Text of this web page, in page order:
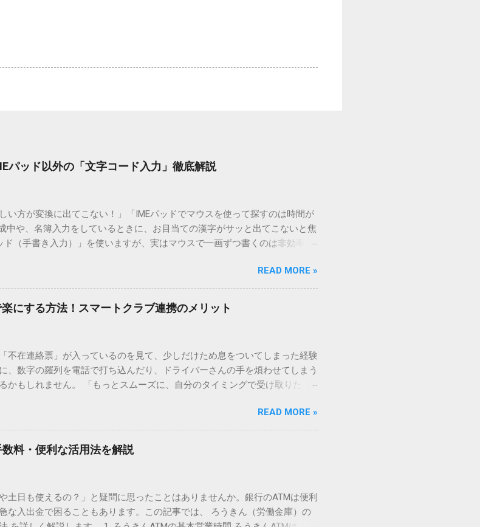
パッド以外の「文字コード入力」徹底解説
い方が変換に出てこない！」「IMEパッドでマウスを使って探すのは時間が
中や、名簿入力をしているときに、お目当ての漢字がサッと出てこないと焦
（手書き入力）」を使いますが、実はマウスで一画ずつ書くのは非効率で
殊記号を呼び出す「文字コード入力」のテクニックを詳しく解説します。
の入力で手を止める必要はありません。 1. なぜ「変換」しても旧字・外字
換で出てこない漢字があるのでしょうか。その理由は、パソコンが文字を
で一般的に使われる漢字は、JIS規格（日本産業規格）によって「第1水
す。しかし、人名や地名に使われる非常に古い漢字（旧字）や、特定の組
といった 文字コード です。パソコン上のすべての文字には、いわば「住
換候補に出ない文字でも、この住所（コード）を直接指定すれば、確実に呼
機能！文字コードで漢字を出す「16進数入力」 最も汎用性が高く、特別な
力したい文字の「Unicode（例：20BB7）」を把握する。 入力モードを「半
する。 直後にキーボードの**[Alt]キーを押しながら[X]キー**を押す。 入
）に変換されます。 注記： この方法は、特にMicrosoft Wordで非常に強力
READ MORE »
にする方法！スマートクラブ連携のメリット
不在連絡票」が入っているのを見て、少しだけため息をついてしまった経験
、数字の羅列を電話で打ち込んだり、ドライバーさんの手を煩わせてしまう
かもしれません。 「もっとスムーズに、自分のタイミングで受け取りた
リの連携です。これらを活用するだけで、再配達のストレスは驚くほど軽く
ートする便利な受け取り術と、連携による具体的なメリットを徹底解説しま
ートクラブ」とは？ まず押さえておきたいのが、佐川急便の個人向け無料
は、荷物の配送状況をリアルタイムで管理するための基盤となるサービスで
る手間がありましたが、現在はLINEやアプリと紐付けることで、その利便
応が可能になります。 LINE連携で「不在連絡票」とおさらばできる理由 日
ョンアプリ「LINE」を佐川急便と連携させると、荷物の受け取り体験が一変
READ MORE »
料・便利な活用法を解説
土日も使えるの？」と疑問に思ったことはありませんか。銀行のATMは便利
な入出金で困ることもあります。この記事では、 ろうきん（労働金庫）の